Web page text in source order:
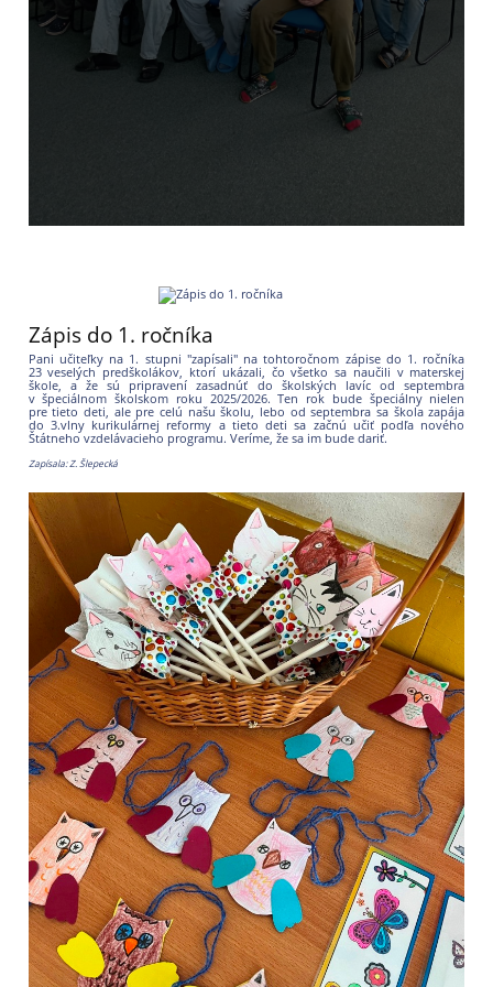
Zápis do 1. ročníka
Pani učiteľky na 1. stupni "zapísali" na tohtoročnom zápise do 1. ročníka
23 veselých predškolákov, ktorí ukázali, čo všetko sa naučili v materskej
škole, a že sú pripravení zasadnúť do školských lavíc od septembra
v špeciálnom školskom roku 2025/2026. Ten rok bude špeciálny nielen
pre tieto deti, ale pre celú našu školu, lebo od septembra sa škola zapája
do 3.vlny kurikulárnej reformy a tieto deti sa začnú učiť podľa nového
Štátneho vzdelávacieho programu. Veríme, že sa im bude dariť.
Zapísala: Z. Šlepecká